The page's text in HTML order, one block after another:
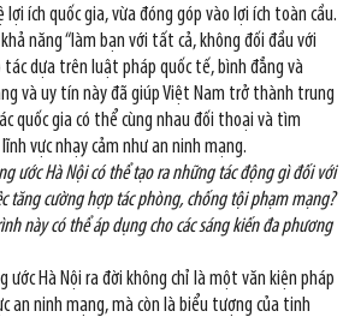
lợi ích quốc gia, vừa đóng góp vào lợi ích toàn cầu.
năng “làm bạn với tất cả, không đối đầu với
tác dựa trên luật pháp quốc tế, bình đẳng và
và uy tín này đã giúp Việt Nam trở thành trung
quốc gia có thể cùng nhau đối thoại và tìm
vực nhạy cảm như an ninh mạng.
ước Hà Nội có thể tạo ra những tác động gì đối với
tăng cường hợp tác phòng, chống tội phạm mạng?
này có thể áp dụng cho các sáng kiến đa phương
ước Hà Nội ra đời không chỉ là một văn kiện pháp
an ninh mạng, mà còn là biểu tượng của tinh